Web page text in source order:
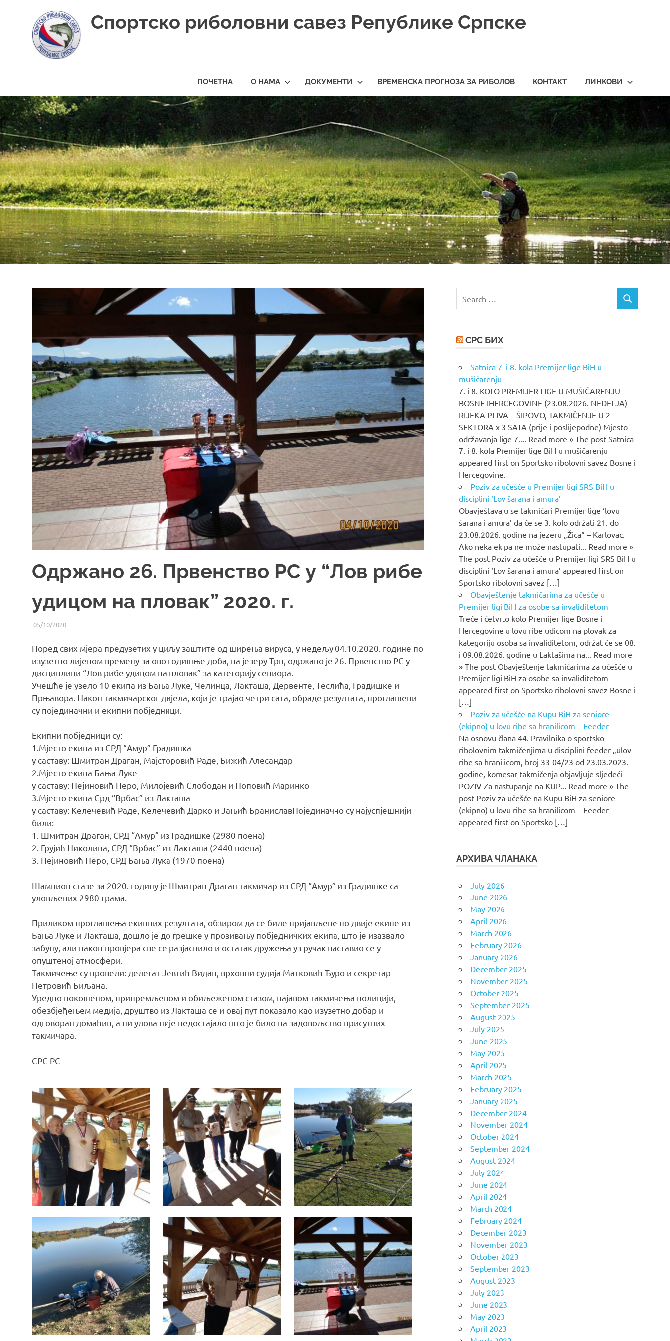
Спортско риболовни савез Републике Српске
ПОЧЕТНА О НАМА ДОКУМЕНТИ ВРЕМЕНСКА ПРОГНОЗА ЗА РИБОЛОВ КОНТАКТ ЛИНКОВИ
Одржано 26. Првенство РС у “Лов рибе
удицом на пловак” 2020. г.
05/10/2020UREDNIK
ВИЈЕСТИ ИЗ СРС РС
Поред свих мјера предузетих у циљу заштите од ширења вируса, у недељу 04.10.2020. године по
изузетно лијепом времену за ово годишње доба, на језеру Трн, одржано је 26. Првенство РС у
дисциплини “Лов рибе удицом на пловак” за категорију сениора.
Учешће је узело 10 екипа из Бања Луке, Челинца, Лакташа, Дервенте, Теслића, Градишке и
Прњавора. Након такмичарског дијела, који је трајао четри сата, обраде резултата, проглашени
су појединачни и екипни побједници.
Екипни побједници су:
1.Мјесто екипа из СРД “Амур” Градишка
у саставу: Шмитран Драган, Мајсторовић Раде, Бижић Алесандар
2.Мјесто екипа Бања Луке
у саставу: Пејиновић Перо, Милојевић Слободан и Поповић Маринко
3.Мјесто екипа Срд “Врбас” из Лакташа
у саставу: Келечевић Раде, Келечевић Дарко и Јањић БраниславПојединачно су најуспјешнији
били:
1. Шмитран Драган, СРД “Амур” из Градишке (2980 поена)
2. Грујић Николина, СРД “Врбас” из Лакташа (2440 поена)
3. Пејиновић Перо, СРД Бања Лука (1970 поена)
Шампион стазе за 2020. годину је Шмитран Драган такмичар из СРД “Амур” из Градишке са
уловљених 2980 грама.
Приликом проглашења екипних резултата, обзиром да се биле пријављене по двије екипе из
Бања Луке и Лакташа, дошло је до грешке у прозивању побједничких екипа, што је изазвало
забуну, али након провјера све се разјаснило и остатак дружења уз ручак наставио се у
опуштеној атмосфери.
Такмичење су провели: делегат Јевтић Видан, врховни судија Матковић Ђуро и секретар
Петровић Биљана.
Уредно покошеном, припремљеном и обиљеженом стазом, најавом такмичења полицији,
обезбјеђењем медија, друштво из Лакташа се и овај пут показало као изузетно добар и
одговоран домаћин, а ни улова није недостајало што је било на задовољство присутних
такмичара.
СРС РС
for:
SEARCH
СРС БИХ
Satnica 7. i 8. kola Premijer lige BiH u
mušičarenju
7. i 8. KOLO PREMIJER LIGE U MUŠIČARENJU
BOSNE IHERCEGOVINE (23.08.2026. NEDELJA)
RIJEKA PLIVA – ŠIPOVO, TAKMIČENJE U 2
SEKTORA x 3 SATA (prije i poslijepodne) Mjesto
održavanja lige 7.... Read more » The post Satnica
7. i 8. kola Premijer lige BiH u mušičarenju
appeared first on Sportsko ribolovni savez Bosne i
Hercegovine.
Poziv za učešće u Premijer ligi SRS BiH u
disciplini ‘Lov šarana i amura’
Obavještavaju se takmičari Premijer lige ‘lovu
šarana i amura’ da će se 3. kolo održati 21. do
23.08.2026. godine na jezeru „Žica“ – Karlovac.
Ako neka ekipa ne može nastupati... Read more »
The post Poziv za učešće u Premijer ligi SRS BiH u
disciplini ‘Lov šarana i amura’ appeared first on
Sportsko ribolovni savez […]
Obavještenje takmičarima za učešće u
Premijer ligi BiH za osobe sa invaliditetom
Treće i četvrto kolo Premijer lige Bosne i
Hercegovine u lovu ribe udicom na plovak za
kategoriju osoba sa invaliditetom, održat će se 08.
i 09.08.2026. godine u Laktašima na... Read more
» The post Obavještenje takmičarima za učešće u
Premijer ligi BiH za osobe sa invaliditetom
appeared first on Sportsko ribolovni savez Bosne i
[…]
Poziv za učešće na Kupu BiH za seniore
(ekipno) u lovu ribe sa hranilicom – Feeder
Na osnovu člana 44. Pravilnika o sportsko
ribolovnim takmičenjima u disciplini feeder „ulov
ribe sa hranilicom, broj 33-04/23 od 23.03.2023.
godine, komesar takmičenja objavljuje sljedeći
POZIV Za nastupanje na KUP... Read more » The
post Poziv za učešće na Kupu BiH za seniore
(ekipno) u lovu ribe sa hranilicom – Feeder
appeared first on Sportsko […]
АРХИВА ЧЛАНАКА
July 2026
June 2026
May 2026
April 2026
March 2026
February 2026
January 2026
December 2025
November 2025
October 2025
September 2025
August 2025
July 2025
June 2025
May 2025
April 2025
March 2025
February 2025
January 2025
December 2024
November 2024
October 2024
September 2024
August 2024
July 2024
June 2024
April 2024
March 2024
February 2024
December 2023
November 2023
October 2023
September 2023
August 2023
July 2023
June 2023
May 2023
April 2023